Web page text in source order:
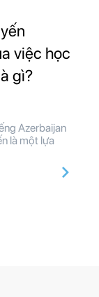
việc học
gì?
Azerbaijan
là một lựa